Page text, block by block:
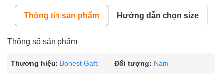
Thông tin sản phẩm Hướng dẫn chọn size
Thông số sản phẩm
Thương hiệu: Bonest Gatti Đối tượng: Nam